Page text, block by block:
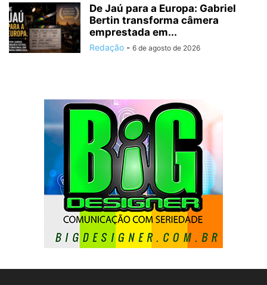
De Jaú para a Europa: Gabriel
Bertin transforma câmera
emprestada em...
Redação - 6 de agosto de 2026